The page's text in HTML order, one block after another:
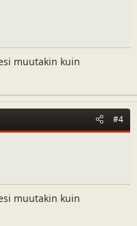
muutakin kuin
#4
muutakin kuin